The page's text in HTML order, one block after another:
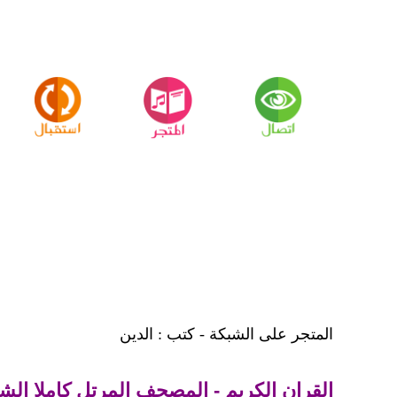
المتجر على الشبكة - كتب : الدين
القران الكريم - المصحف المرتل كاملا